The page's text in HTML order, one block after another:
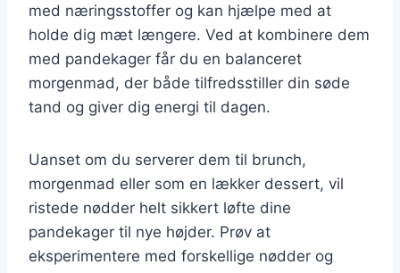
med næringsstoffer og kan hjælpe med at
holde dig mæt længere. Ved at kombinere dem
med pandekager får du en balanceret
morgenmad, der både tilfredsstiller din søde
tand og giver dig energi til dagen.
Uanset om du serverer dem til brunch,
morgenmad eller som en lækker dessert, vil
ristede nødder helt sikkert løfte dine
pandekager til nye højder. Prøv at
eksperimentere med forskellige nødder og